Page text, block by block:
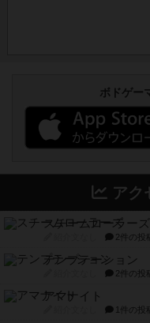
ボドゲー
アク
スチームローラーズ
2件の投
テンプテーション
2件の投
アマナイト
1件の投